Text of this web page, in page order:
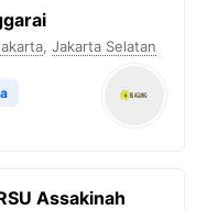
, Jakarta Selatan
Assakinah